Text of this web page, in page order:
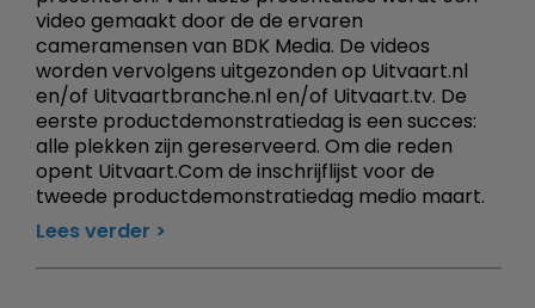
video gemaakt door de de ervaren
cameramensen van BDK Media. De videos
worden vervolgens uitgezonden op Uitvaart.nl
en/of Uitvaartbranche.nl en/of Uitvaart.tv. De
eerste productdemonstratiedag is een succes:
alle plekken zijn gereserveerd. Om die reden
opent Uitvaart.Com de inschrijflijst voor de
tweede productdemonstratiedag medio maart.
Lees verder